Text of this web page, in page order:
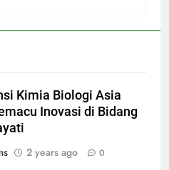
Kimia Biologi Asia
Inovasi di Bidang
2 years ago 0